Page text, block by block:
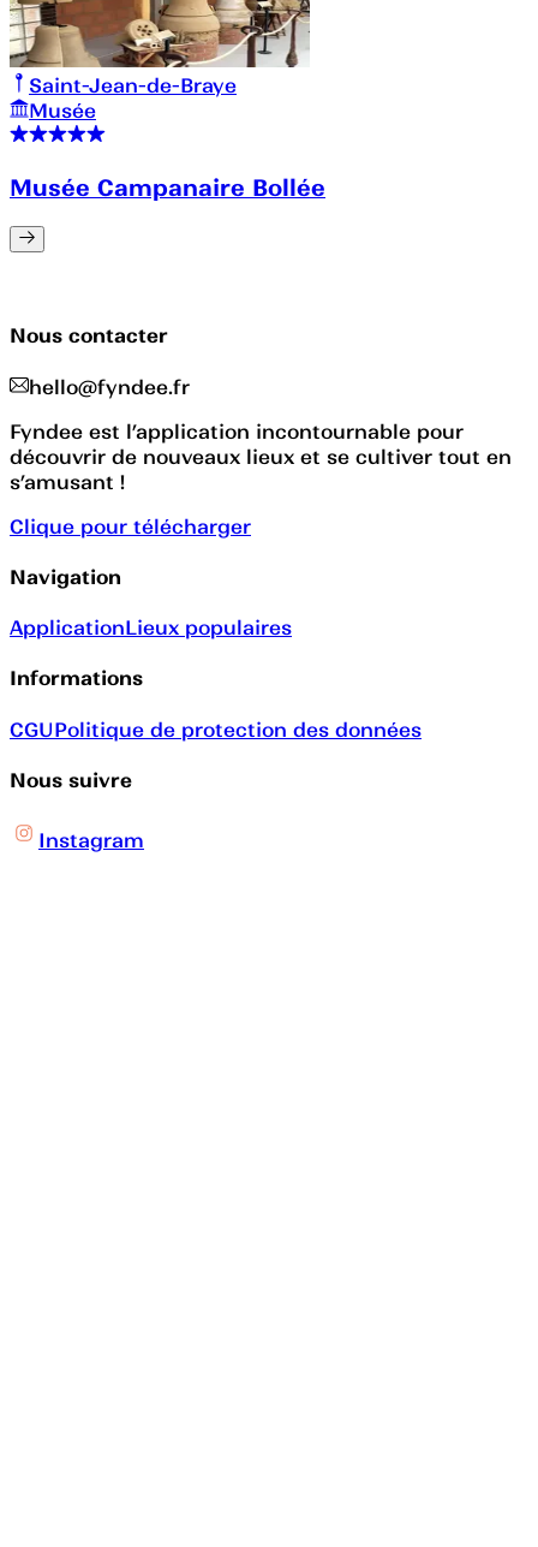
Saint-Jean-de-Braye
Musée
Musée Campanaire Bollée
Nous contacter
hello@fyndee.fr
Fyndee est l’application incontournable pour
découvrir de nouveaux lieux et se cultiver tout en
s’amusant !
Clique pour télécharger
Navigation
ApplicationLieux populaires
Informations
CGUPolitique de protection des données
Nous suivre
Instagram